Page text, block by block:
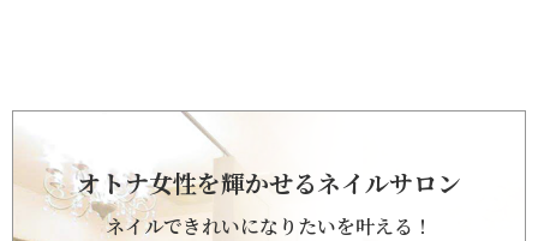
オトナ女性を輝かせるネイルサロン
ネイルできれいになりたいを叶える！